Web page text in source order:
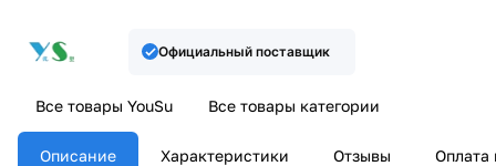
Официальный поставщик
Все товары YouSu Все товары категории
Описание Характеристики Отзывы Оплата